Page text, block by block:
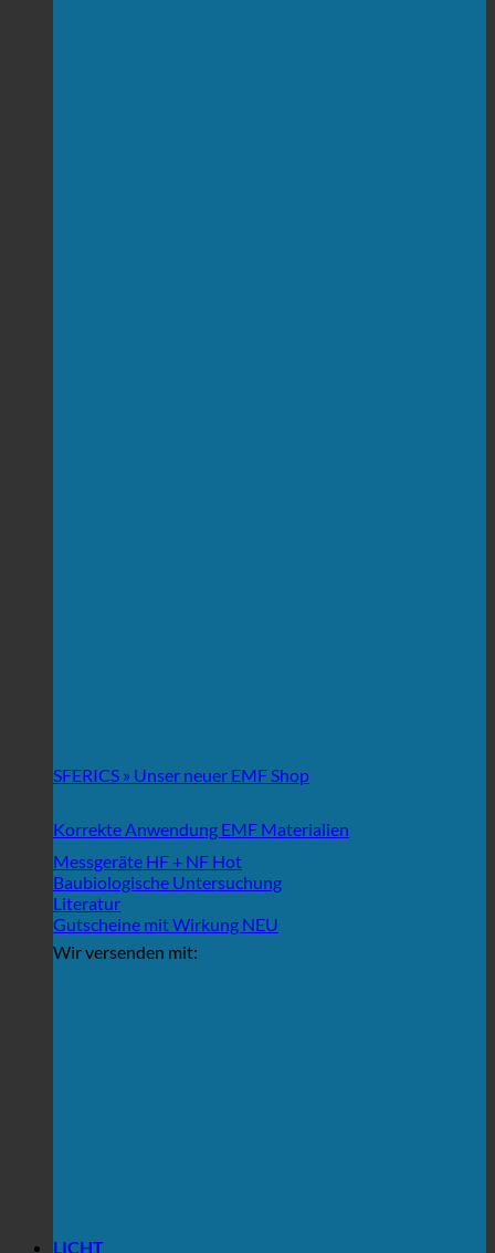
SFERICS » Unser neuer EMF Shop
Korrekte Anwendung EMF Materialien
Messgeräte HF + NF
Baubiologische Untersuchung
Literatur
Gutscheine mit Wirkung
Wir versenden mit:
LICHT